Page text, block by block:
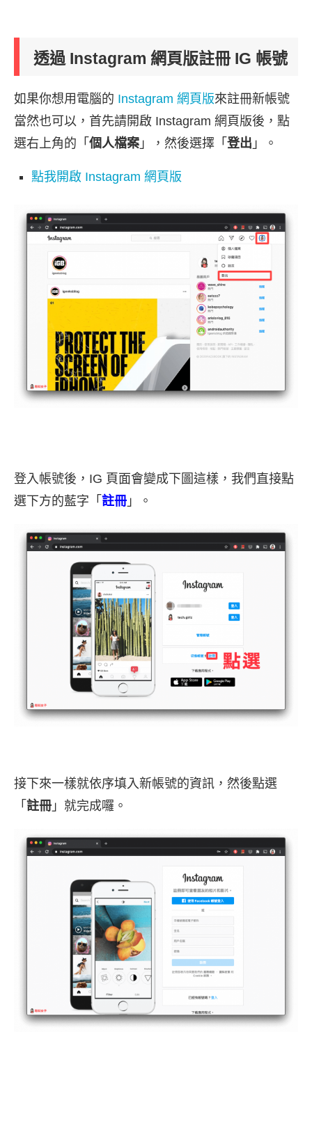
透過 Instagram 網頁版註冊 IG 帳號
如果你想用電腦的 Instagram 網頁版來註冊新帳號
當然也可以，首先請開啟 Instagram 網頁版後，點
選右上角的「 個人檔案 」，然後選擇「 登出 」。
點我開啟 Instagram 網頁版
登入帳號後，IG 頁面會變成下圖這樣，我們直接點
選下方的藍字「 註冊 」。
接下來一樣就依序填入新帳號的資訊，然後點選
「 註冊 」就完成囉。